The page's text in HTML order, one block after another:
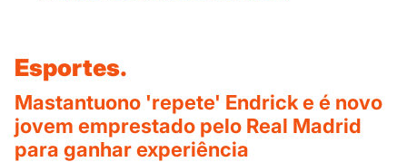
Esportes.
Mastantuono 'repete' Endrick e é novo
jovem emprestado pelo Real Madrid
para ganhar experiência